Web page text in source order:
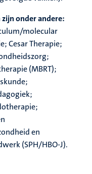
onder andere:
molecular
Cesar Therapie;
(MBRT);
en
(SPH/HBO-J).